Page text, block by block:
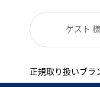
ゲスト
正規取り扱いブラ